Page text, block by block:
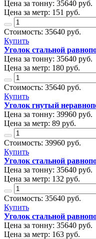
Цена за тонну: 35640 руб.
Цена за метр: 151 руб.
Стоимость: 35640 руб.
Купить
Уголок стальной
Цена за тонну: 35640 руб.
Цена за метр: 180 руб.
Стоимость: 35640 руб.
Купить
Уголок гнутый
Цена за тонну: 39960 руб.
Цена за метр: 89 руб.
Стоимость: 39960 руб.
Купить
Уголок стальной
Цена за тонну: 35640 руб.
Цена за метр: 132 руб.
Стоимость: 35640 руб.
Купить
Уголок стальной
Цена за тонну: 35640 руб.
Цена за метр: 163 руб.